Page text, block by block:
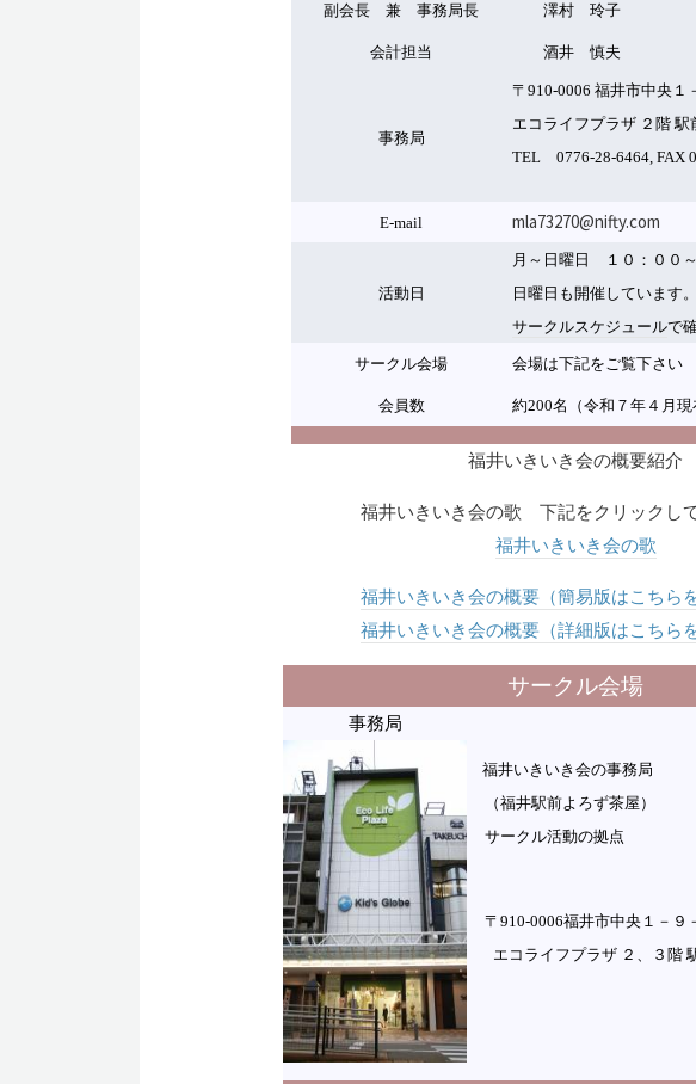
副会長 兼 事務局長 澤村 玲子
会計担当 酒井 慎夫
事務局
〒910-0006 福井市中央１
エコライフプラザ ２階
TEL 0776-28-6464, FAX
E-mail mla73270@nifty.com
活動日
月～日曜日 １０：００
日曜日も開催しています。
サークルスケジュールで
サークル会場 会場は下記をご覧下さい
会員数 約200名（令和７年４月現
福井いきいき会の概要紹介
福井いきいき会の歌 下記をクリックして
福井いきいき会の歌
福井いきいき会の概要（簡易版はこちら
福井いきいき会の概要（詳細版はこちら
サークル会場
事務局
福井いきいき会の事務局
（福井駅前よろず茶屋）
サークル活動の拠点
〒910-0006福井市中央１－９
エコライフプラザ ２、３階